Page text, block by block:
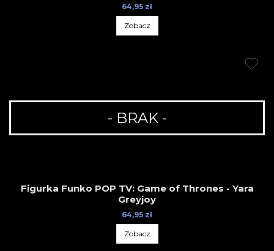
64,95 zł
Zobacz
- BRAK -
Figurka Funko POP TV: Game of Thrones - Yara
Greyjoy
64,95 zł
Zobacz